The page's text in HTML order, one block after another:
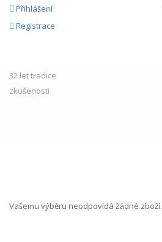
Přihlášení
Registrace
32 lettradice
zkušenosti
Vašemu výběru neodpovídá žádné zboží.